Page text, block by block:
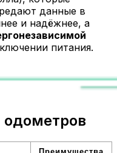
данные в
и надёжнее, а
питания.